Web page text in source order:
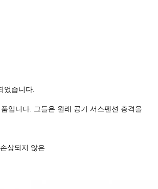
었습니다.
입니다. 그들은 원래 공기 서스펜션 충격을
상되지 않은